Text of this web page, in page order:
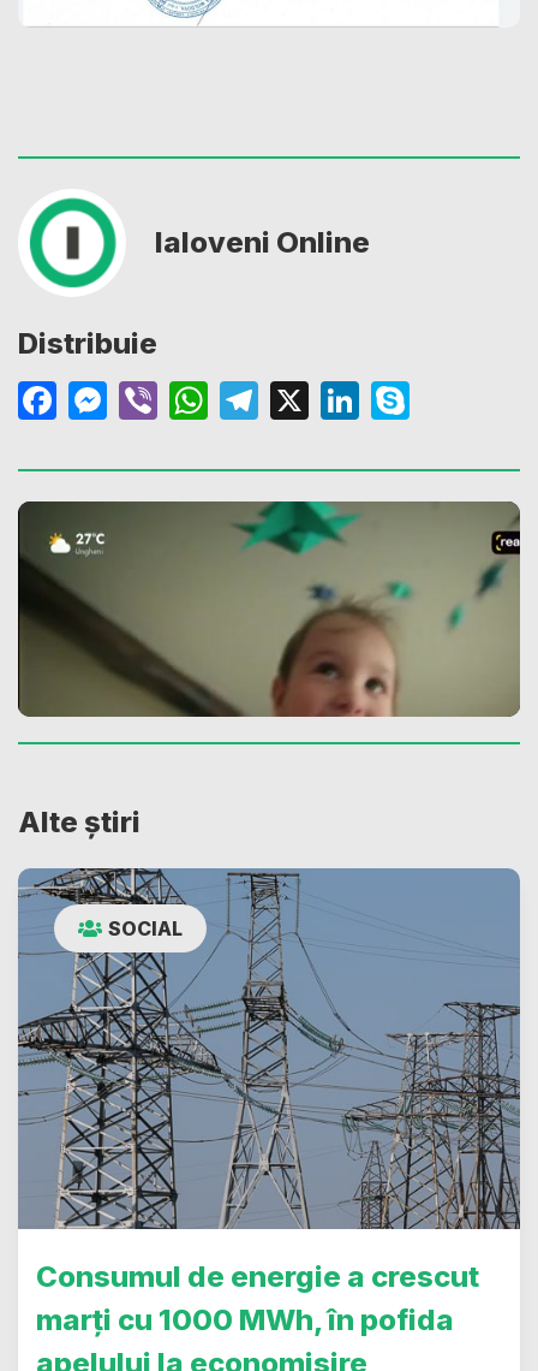
Ialoveni Online
Distribuie
Facebook
Messenger
ViberWhatsApp
Telegram
X LinkedIn
Alte știri
SOCIAL
Consumul de energie a crescut
marți cu 1000 MWh, în pofida
apelului la economisire